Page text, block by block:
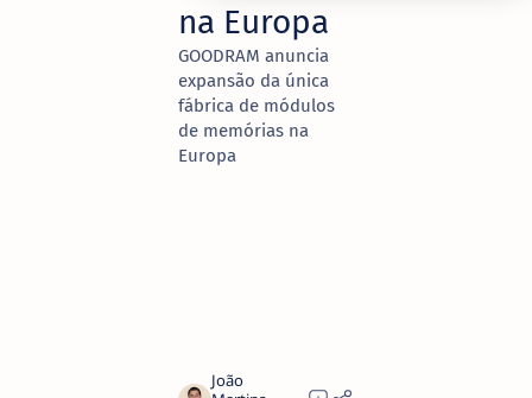
na Europa
GOODRAM anuncia
expansão da única
fábrica de módulos
de memórias na
Europa